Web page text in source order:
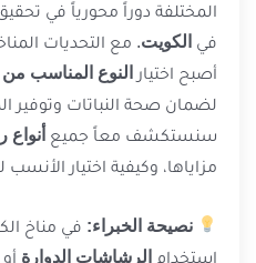
المختلفة دوراً محورياً في
في الكويت. مع التحديات
أصبح اختيار
النوع المناسب
لضمان صحة النباتات وتوفير
سنستكشف معاً جميع
مزاياها، وكيفية اختيار
نصيحة الخبراء: في مناخ
استخدام
الرشاشات الدوارة أو